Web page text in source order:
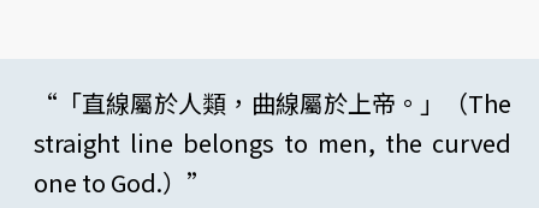
“「直線屬於人類，曲線屬於上帝。」（The
straight line belongs to men, the curved
one to God.）”